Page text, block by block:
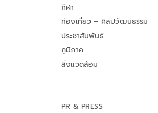
กีฬา
ท่องเที่ยว – ศิลปวัฒนธรรม
ประชาสัมพันธ์
ภูมิภาค
สิ่งแวดล้อม
PR & PRESS